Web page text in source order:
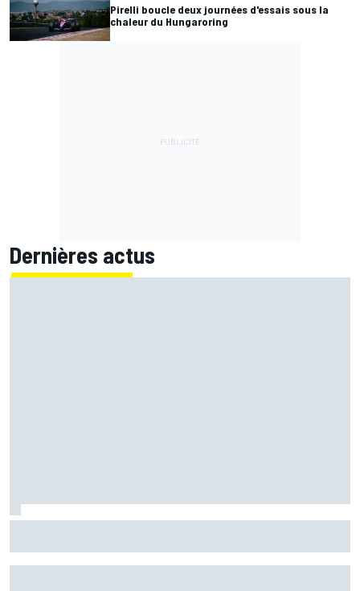
Pirelli boucle deux journées d'essais sous la
chaleur du Hungaroring
Dernières actus